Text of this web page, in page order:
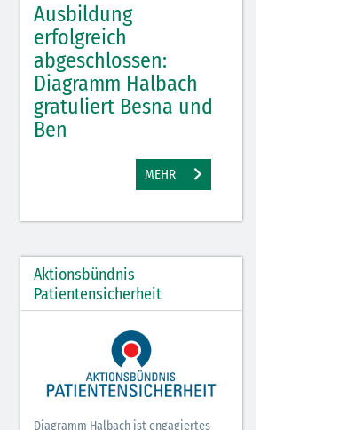
Ausbildung
erfolgreich
abgeschlossen:
Diagramm Halbach
gratuliert Besna und
Ben
MEHR
Aktionsbündnis
Patientensicherheit
Diagramm Halbach ist engagiertes